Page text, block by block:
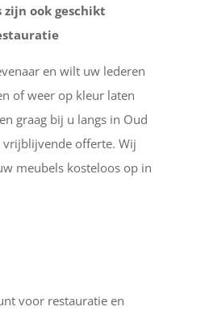
zijn ook geschikt
en wilt uw lederen
of weer op kleur laten
graag bij u langs in Oud
vrijblijvende offerte. Wij
meubels kosteloos op in
voor restauratie en